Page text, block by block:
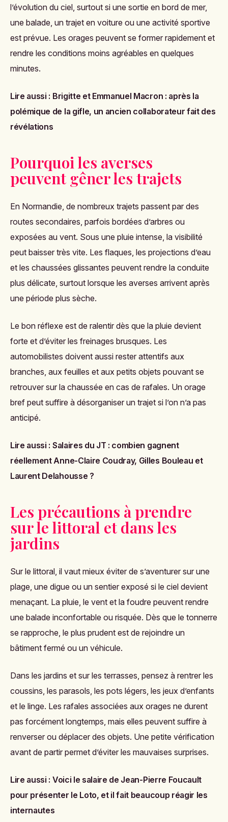
l’évolution du ciel, surtout si une sortie en bord de mer,
une balade, un trajet en voiture ou une activité sportive
est prévue. Les orages peuvent se former rapidement et
rendre les conditions moins agréables en quelques
minutes.
Lire aussi : Brigitte et Emmanuel Macron : après la
polémique de la gifle, un ancien collaborateur fait des
révélations
Pourquoi les averses
peuvent gêner les trajets
En Normandie, de nombreux trajets passent par des
routes secondaires, parfois bordées d’arbres ou
exposées au vent. Sous une pluie intense, la visibilité
peut baisser très vite. Les flaques, les projections d’eau
et les chaussées glissantes peuvent rendre la conduite
plus délicate, surtout lorsque les averses arrivent après
une période plus sèche.
Le bon réflexe est de ralentir dès que la pluie devient
forte et d’éviter les freinages brusques. Les
automobilistes doivent aussi rester attentifs aux
branches, aux feuilles et aux petits objets pouvant se
retrouver sur la chaussée en cas de rafales. Un orage
bref peut suffire à désorganiser un trajet si l’on n’a pas
anticipé.
Lire aussi : Salaires du JT : combien gagnent
réellement Anne-Claire Coudray, Gilles Bouleau et
Laurent Delahousse ?
Les précautions à prendre
sur le littoral et dans les
jardins
Sur le littoral, il vaut mieux éviter de s’aventurer sur une
plage, une digue ou un sentier exposé si le ciel devient
menaçant. La pluie, le vent et la foudre peuvent rendre
une balade inconfortable ou risquée. Dès que le tonnerre
se rapproche, le plus prudent est de rejoindre un
bâtiment fermé ou un véhicule.
Dans les jardins et sur les terrasses, pensez à rentrer les
coussins, les parasols, les pots légers, les jeux d’enfants
et le linge. Les rafales associées aux orages ne durent
pas forcément longtemps, mais elles peuvent suffire à
renverser ou déplacer des objets. Une petite vérification
avant de partir permet d’éviter les mauvaises surprises.
Lire aussi : Voici le salaire de Jean-Pierre Foucault
pour présenter le Loto, et il fait beaucoup réagir les
internautes